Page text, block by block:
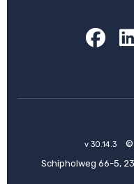
v 30.14.3
©
Schipholweg 66-5,